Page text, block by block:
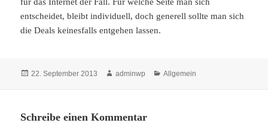
für das Internet der Fall. Für welche Seite man sich
entscheidet, bleibt individuell, doch generell sollte man sich
die Deals keinesfalls entgehen lassen.
Veröffentlicht
22. September 2013 Autor
adminwp Kategorien
Allgemein
Schreibe einen Kommentar